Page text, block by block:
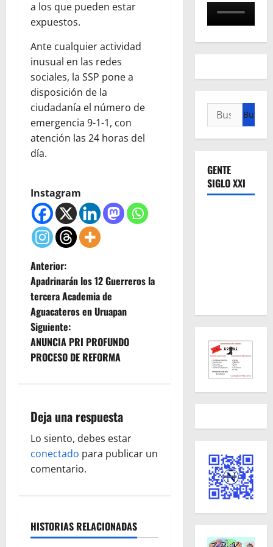
a los que pueden estar
expuestos.
Ante cualquier actividad
inusual en las redes
sociales, la SSP pone a
disposición de la
ciudadanía el número de
emergencia 9-1-1, con
atención las 24 horas del
día.
Instagram
N
a
v
e
c
i
ó
d
Anterior:
Apadrinarán los 12 Guerreros la
tercera Academia de
Aguacateros en Uruapan
Siguiente:
ANUNCIA PRI PROFUNDO
PROCESO DE REFORMA
Deja una respuesta
Lo siento, debes estar
conectado para publicar un
comentario.
HISTORIAS RELACIONADAS
Buscar:
GENTE
SIGLO XXI